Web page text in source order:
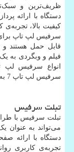
ظریف‌ترین و
دستگاه با ارائه
کیفیت بالا،
سرفیس لپ تاپ برای
قابل حمل هستند و
فیلم و وبگردی به
انواع سرفیس لپ
سرفیس لپ تاپ 7 به این دسته از افراد پیشنهاد می شود.
تبلت سرفیس
تبلت سرفیس با
می‌تواند به عنوان
دستگاه با ارائه
تجربه‌ی کاربری